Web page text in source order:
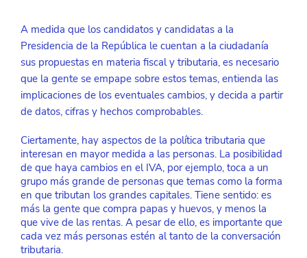
A medida que los candidatos y candidatas a la
Presidencia de la República le cuentan a la ciudadanía
sus propuestas en materia fiscal y tributaria, es necesario
que la gente se empape sobre estos temas, entienda las
implicaciones de los eventuales cambios, y decida a partir
de datos, cifras y hechos comprobables.
Ciertamente, hay aspectos de la política tributaria que
interesan en mayor medida a las personas. La posibilidad
de que haya cambios en el IVA, por ejemplo, toca a un
grupo más grande de personas que temas como la forma
en que tributan los grandes capitales. Tiene sentido: es
más la gente que compra papas y huevos, y menos la
que vive de las rentas. A pesar de ello, es importante que
cada vez más personas estén al tanto de la conversación
tributaria.